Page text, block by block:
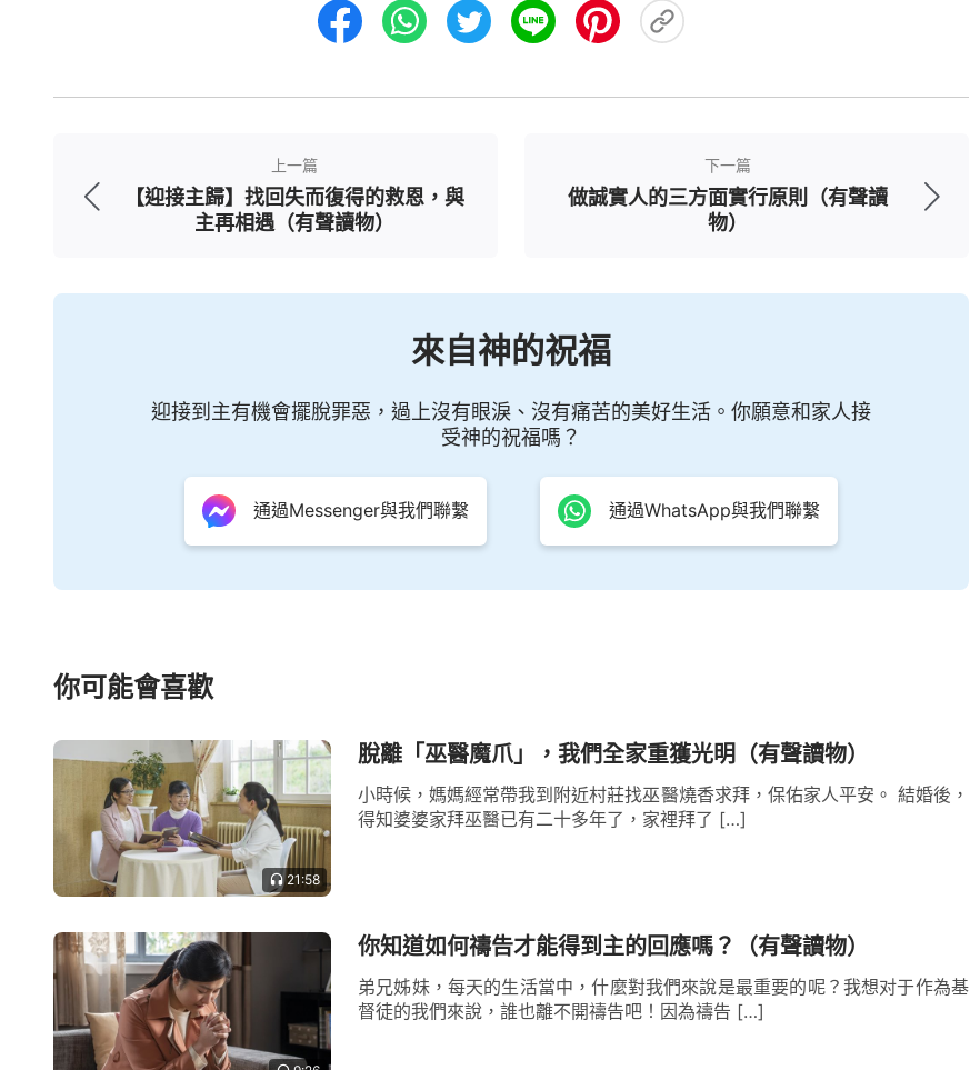
的標準不光是嘴上不說謊話，最主要是心裡沒有詭詐。有的人嘴上沒說謊話，但心裡詭詐還依
算誠實人嗎？我們只有藉著這樣多多揣摩神的話，多多尋求，才能更進深地明白神的話語。
所以，無論對哪一句神的話，我們都要求真，都要尋求揣摩達到真正明白神的心意。當我
們用心揣摩神話語的時候，正是我們將心歸向神的時候，也是我們活在神面前的時候，我們越
揣摩神的話，就越能獲得神的帶領、開啟，我們就能從神的話中明白真理，明白神的心意，認
求神的心意時，就會琢磨我們該怎麼實行真理能達到順服神、敬畏神，這樣我們的所作所為就
所取代了，我們就能擺脫撒但的黑暗權勢，與神的關係越來越正常。只有在神的話裡明白真
理、明白神的心意才能保持與神的正常關係。
第三，凡事尊神為大，在臨到的一切事上尋求順服神，這是維護與神關係的關
地位，有敬畏神之心。也並不是每時每刻老想著神，就是一臨到什麼事就能禱告尋求神，心裡
一有什麼意念遠離神了、不合神心意了，就得趕緊禱告，求神憐憫，及時扭轉按照神的要求做
事，這樣我們與神的關係就正常了。
就像約伯，他臨到試煉的時候，所有的財物都被剝奪走了，兒女也失去了，還渾身長瘡，
但他還能這麼禱告：「賞賜的是神，收取的也是神，神的名是應當稱頌的。」約伯認識到他的
一切東西都是神賜給的，神既然能賜給也能收取。神要不許可，撒但不可能來搶奪。所以，約
伯都能存敬畏神的心順服。約伯有這樣的認識，他不懷疑神，即使當時不明白神的心意，也不
憑著自己的觀念想像猜測神、論斷神，而是能尋求神的心意，順服神的擺佈安排，不做抵擋神
讓神傷心的事，因著約伯的順服而得到神的祝福。
上一篇
【迎接主歸】找回失而復得的救恩，與
主再相遇（有聲讀物）
下一篇
做誠實人的三方面實行原則（有聲讀
物）
來自神的祝福
迎接到主有機會擺脫罪惡，過上沒有眼淚、沒有痛苦的美好生活。你願意和家人接
受神的祝福嗎？
通過Messenger與我們聯繫 通過WhatsApp與我們聯繫
你可能會喜歡
21:58
脫離「巫醫魔爪」，我們全家重獲光明（有聲讀物）
小時候，媽媽經常帶我到附近村莊找巫醫燒香求拜，保佑家人平安。 結婚後，
得知婆婆家拜巫醫已有二十多年了，家裡拜了 […]
你知道如何禱告才能得到主的回應嗎？（有聲讀物）
弟兄姊妹，每天的生活當中，什麼對我們來說是最重要的呢？我想对于作為基
督徒的我們來說，誰也離不開禱告吧！因為禱告 […]